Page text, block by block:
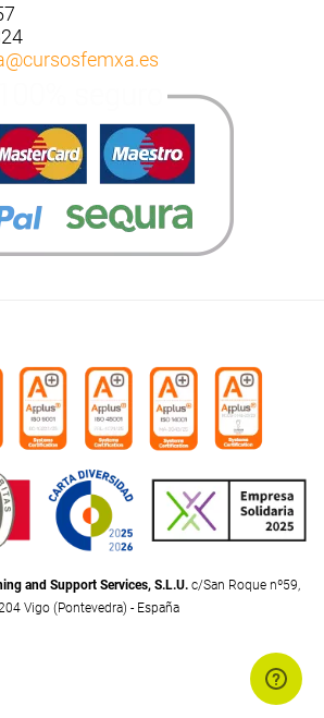
@cursosfemxa.es
and Support Services, S.L.U.c/San Roque nº59,
Vigo (Pontevedra) - España